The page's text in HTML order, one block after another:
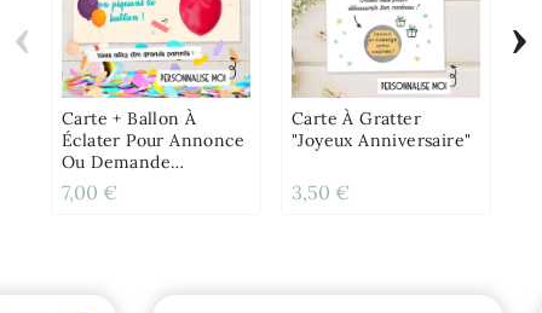
Carte + Ballon À
Éclater Pour Annonce
Ou Demande
Originale
7,00 €
Carte À Gratter
"Joyeux Anniversaire"
3,50 €
‹ ›